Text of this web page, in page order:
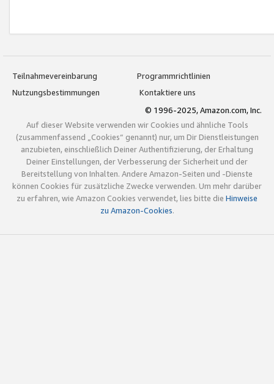
Teilnahmevereinbarung
Programmrichtlinien
Nutzungsbestimmungen
Kontaktiere uns
© 1996-2025, Amazon.com, Inc.
Auf dieser Website verwenden wir Cookies und ähnliche Tools
(zusammenfassend „Cookies“ genannt) nur, um Dir Dienstleistungen
anzubieten, einschließlich Deiner Authentifizierung, der Erhaltung
Deiner Einstellungen, der Verbesserung der Sicherheit und der
Bereitstellung von Inhalten. Andere Amazon-Seiten und -Dienste
können Cookies für zusätzliche Zwecke verwenden. Um mehr darüber
zu erfahren, wie Amazon Cookies verwendet, lies bitte die Hinweise
zu Amazon-Cookies.